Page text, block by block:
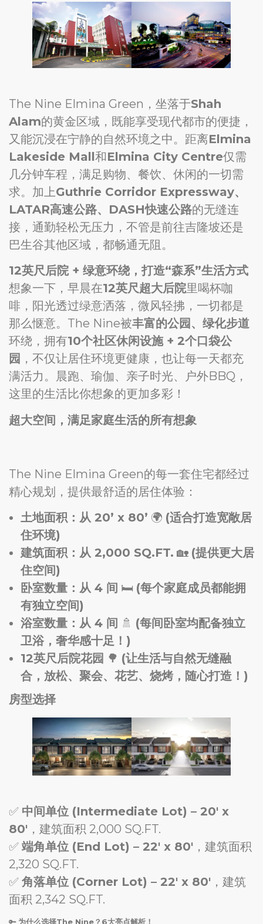
The Nine Elmina Green，坐落于Shah
Alam的黄金区域，既能享受现代都市的便捷，
又能沉浸在宁静的自然环境之中。距离Elmina
Lakeside Mall和Elmina City Centre仅需
几分钟车程，满足购物、餐饮、休闲的一切需
求。加上Guthrie Corridor Expressway、
LATAR高速公路、DASH快速公路的无缝连
接，通勤轻松无压力，不管是前往吉隆坡还是
巴生谷其他区域，都畅通无阻。
12英尺后院 + 绿意环绕，打造“森系”生活方式
想象一下，早晨在12英尺超大后院里喝杯咖
啡，阳光透过绿意洒落，微风轻拂，一切都是
那么惬意。The Nine被丰富的公园、绿化步道
环绕，拥有10个社区休闲设施 + 2个口袋公
园 ，不仅让居住环境更健康，也让每一天都充
满活力。晨跑、瑜伽、亲子时光、户外BBQ，
这里的生活比你想象的更加多彩！
超大空间，满足家庭生活的所有想象
The Nine Elmina Green的每一套住宅都经过
精心规划，提供最舒适的居住体验：
土地面积：从 20’ x 80’ 🌍 (适合打造宽敞居
住环境)
建筑面积：从 2,000 SQ.FT. 🏡 (提供更大居
住空间)
卧室数量：从 4 间 🛏️ (每个家庭成员都能拥
有独立空间)
浴室数量：从 4 间 🚿 (每间卧室均配备独立
卫浴，奢华感十足！)
12英尺后院花园 🌳 (让生活与自然无缝融
合，放松、聚会、花艺、烧烤，随心打造！)
房型选择
✅ 中间单位 (Intermediate Lot) – 20′ x
80′ ，建筑面积 2,000 SQ.FT.
✅ 端角单位 (End Lot) – 22′ x 80′ ，建筑面积
2,320 SQ.FT.
✅ 角落单位 (Corner Lot) – 22′ x 80′ ，建筑
面积 2,342 SQ.FT.
🔑 为什么选择The Nine？6大亮点解析！